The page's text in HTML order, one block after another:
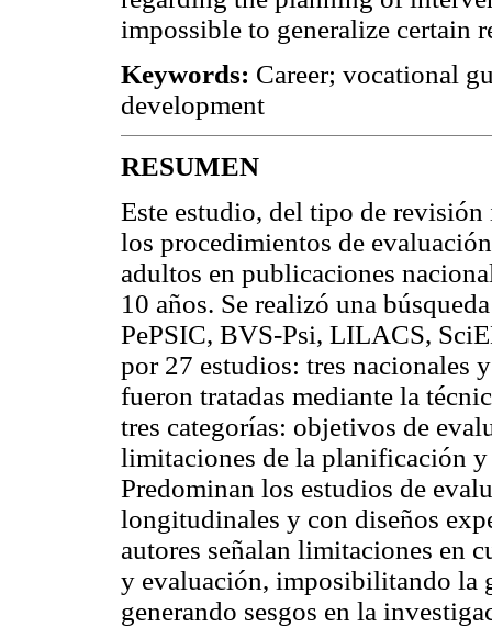
impossible to generalize certain
Keywords: Career; vocational
development
RESUMEN
Este estudio, del tipo de
los procedimientos de
adultos en publicaciones
10 años. Se realizó una
PePSIC, BVS-Psi, LILACS,
por 27 estudios: tres nacionales
fueron tratadas mediante la
tres categorías: objetivos de
limitaciones de la planificación
Predominan los estudios de
longitudinales y con diseños
autores señalan limitaciones en
y evaluación, imposibilitando la
generando sesgos en la